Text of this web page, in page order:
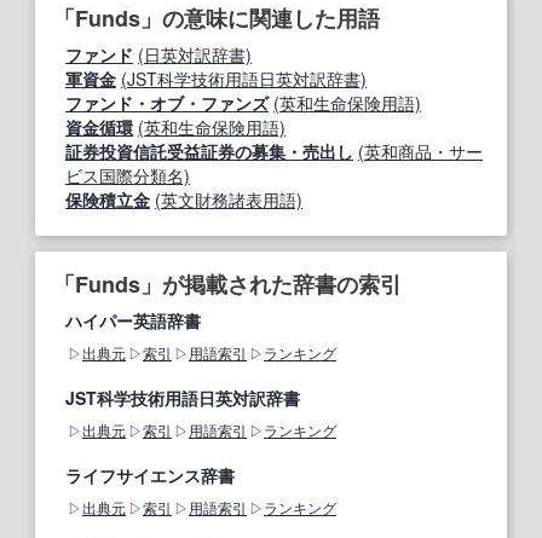
「Funds」の意味に関連した用語
ファンド (日英対訳辞書)
軍資金 (JST科学技術用語日英対訳辞書)
ファンド・オブ・ファンズ (英和生命保険用語)
資金循環 (英和生命保険用語)
証券投資信託受益証券の募集・売出し (英和商品・サー
ビス国際分類名)
保険積立金 (英文財務諸表用語)
「Funds」が掲載された辞書の索引
ハイパー英語辞書
出典元 索引 用語索引 ランキング
JST科学技術用語日英対訳辞書
出典元 索引 用語索引 ランキング
ライフサイエンス辞書
出典元 索引 用語索引 ランキング